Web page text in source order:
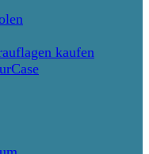
kaufen